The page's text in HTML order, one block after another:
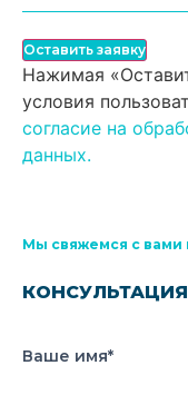
Оставить заявку
Нажимая
условия
согласие на
данных.
Мы свяжемся с вами
Ваше имя*